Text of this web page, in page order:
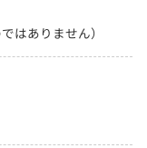
はありません）